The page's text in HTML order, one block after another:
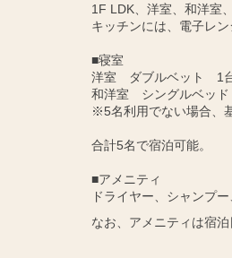
1F LDK、洋室、和洋室
キッチンには、電子レ
■寝室
洋室 ダブルベット 1台
和洋室 シングルベッ
※5名利用でない場合、
合計5名で宿泊可能。
■アメニティ
ドライヤー、シャンプ
なお、アメニティは宿